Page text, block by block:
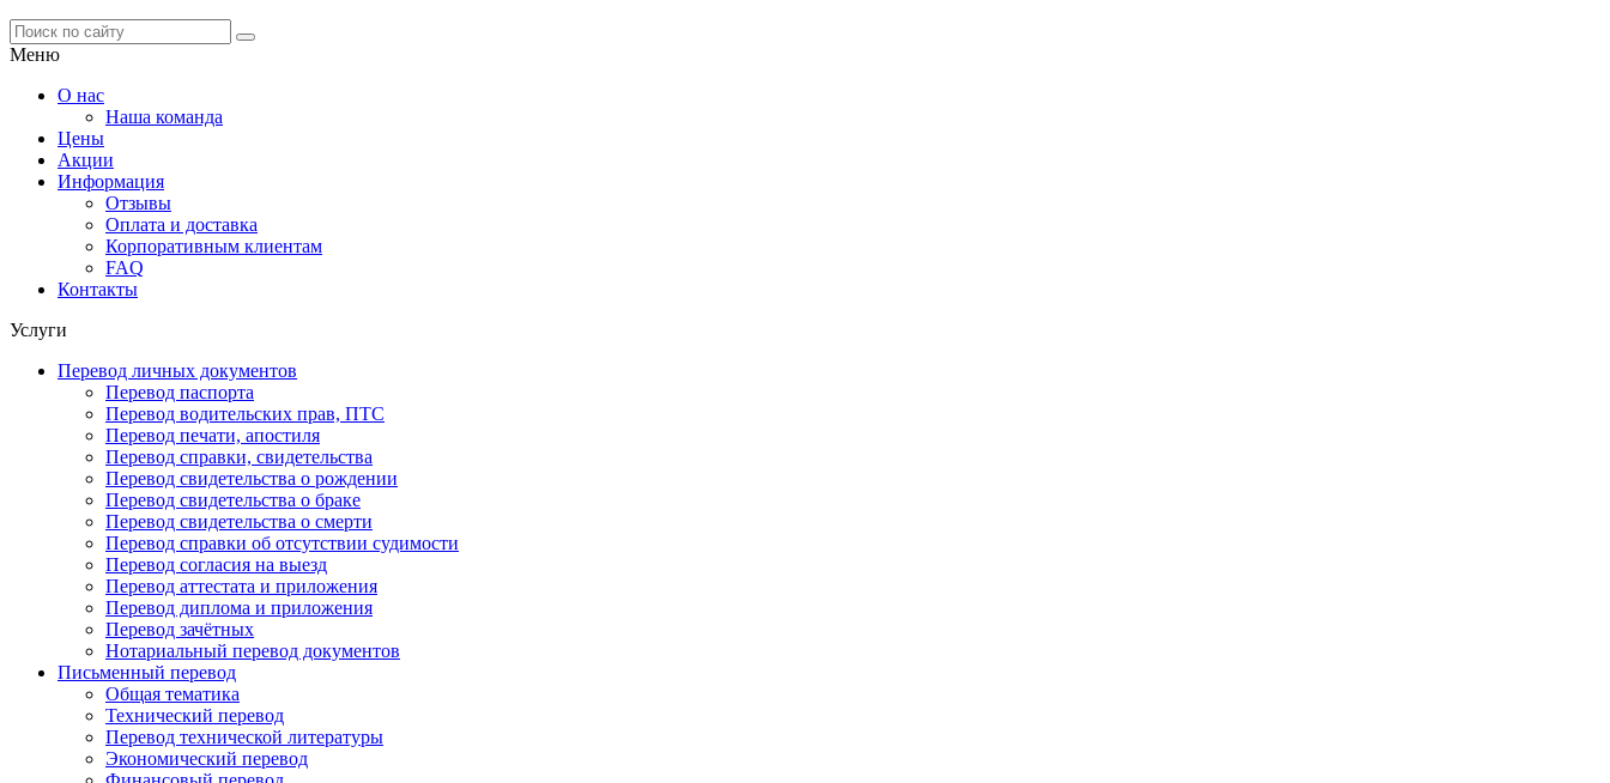
Меню
О нас
Наша команда
Цены
Акции
Информация
Отзывы
Оплата и доставка
Корпоративным клиентам
FAQ
Контакты
Услуги
Перевод личных документов
Перевод паспорта
Перевод водительских прав, ПТС
Перевод печати, апостиля
Перевод справки, свидетельства
Перевод свидетельства о рождении
Перевод свидетельства о браке
Перевод свидетельства о смерти
Перевод справки об отсутствии судимости
Перевод согласия на выезд
Перевод аттестата и приложения
Перевод диплома и приложения
Перевод зачётных
Нотариальный перевод документов
Письменный перевод
Общая тематика
Технический перевод
Перевод технической литературы
Экономический перевод